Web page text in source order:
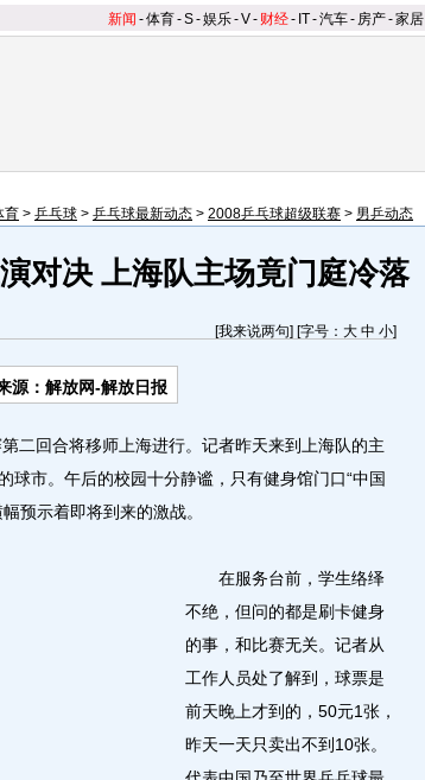
新闻 -体育-S-娱乐-V- 财经- IT-汽车- 房产-家居
育 > 乒乓球 > 乒乓球最新动态 > 2008乒乓球超级联赛 > 男乒动态
对决 上海队主场竟门庭冷落
[我来说两句] [字号： 大 中 小]
源：解放网-解放日报
回合将移师上海进行。记者昨天来到上海队的主
球市。午后的校园十分静谧，只有健身馆门口“中国
预示着即将到来的激战。
在服务台前，学生络绎
不绝，但问的都是刷卡健身
的事，和比赛无关。记者从
工作人员处了解到，球票是
前天晚上才到的，50元1张，
昨天一天只卖出不到10张。